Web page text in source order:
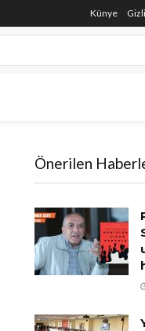
Künye
Önerilen